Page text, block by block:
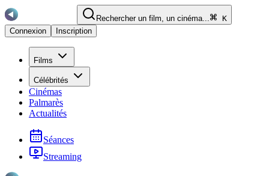
Rechercher un film, un cinéma...
K
Connexion
Inscription
Films
Célébrités
Cinémas
Palmarès
Actualités
Séances
Streaming